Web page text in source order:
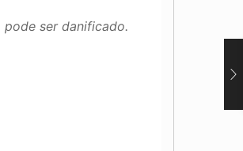
ser danificado.